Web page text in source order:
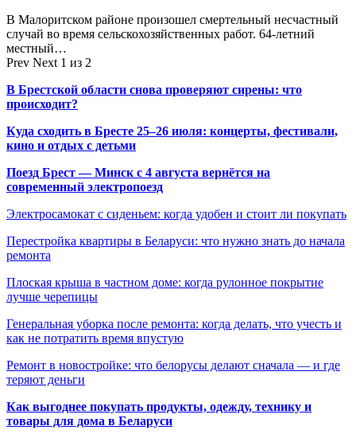
В Малоритском районе произошел смертельный несчастный
случай во время сельскохозяйственных работ. 64-летний
местный…
Prev Next 1 из 2
В Брестской области снова проверяют сирены: что
происходит?
Куда сходить в Бресте 25–26 июля: концерты, фестивали,
кино и отдых с детьми
Поезд Брест — Минск с 4 августа вернётся на
современный электропоезд
Электросамокат с сиденьем: когда удобен и стоит ли покупать
Перестройка квартиры в Беларуси: что нужно знать до начала
ремонта
Плоская крыша в частном доме: когда рулонное покрытие
лучше черепицы
Генеральная уборка после ремонта: когда делать, что учесть и
как не потратить время впустую
Ремонт в новостройке: что белорусы делают сначала — и где
теряют деньги
Как выгоднее покупать продукты, одежду, технику и
товары для дома в Беларуси